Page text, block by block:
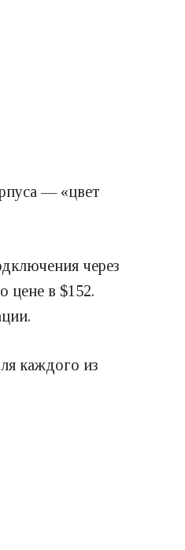
— «цвет
через
цене в $152.
каждого из